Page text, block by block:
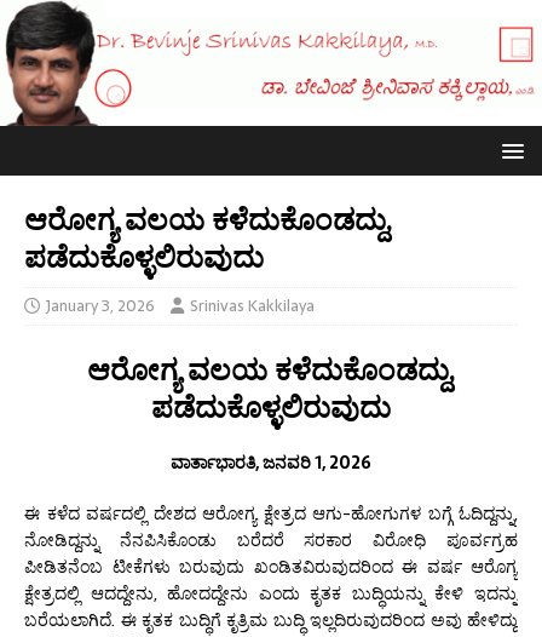
ಆರೋಗ್ಯ ವಲಯ ಕಳೆದುಕೊಂಡದ್ದು,
ಪಡೆದುಕೊಳ್ಳಲಿರುವುದು
January 3, 2026 Srinivas Kakkilaya
ಆರೋಗ್ಯ ವಲಯ ಕಳೆದುಕೊಂಡದ್ದು,
ಪಡೆದುಕೊಳ್ಳಲಿರುವುದು
ವಾರ್ತಾಭಾರತಿ, ಜನವರಿ 1, 2026
ಈ ಕಳೆದ ವರ್ಷದಲ್ಲಿ ದೇಶದ ಆರೋಗ್ಯ ಕ್ಷೇತ್ರದ ಆಗು-ಹೋಗುಗಳ ಬಗ್ಗೆ ಓದಿದ್ದನ್ನು,
ನೋಡಿದ್ದನ್ನು ನೆನಪಿಸಿಕೊಂಡು ಬರೆದರೆ ಸರಕಾರ ವಿರೋಧಿ ಪೂರ್ವಗ್ರಹ
ಪೀಡಿತನೆಂಬ ಟೀಕೆಗಳು ಬರುವುದು ಖಂಡಿತವಿರುವುದರಿಂದ ಈ ವರ್ಷ ಆರೊಗ್ಯ
ಕ್ಷೇತ್ರದಲ್ಲಿ ಆದದ್ದೇನು, ಹೋದದ್ದೇನು ಎಂದು ಕೃತಕ ಬುದ್ಧಿಯನ್ನು ಕೇಳಿ ಇದನ್ನು
ಬರೆಯಲಾಗಿದೆ. ಈ ಕೃತಕ ಬುದ್ಧಿಗೆ ಕೃತ್ರಿಮ ಬುದ್ಧಿ ಇಲ್ಲದಿರುವುದರಿಂದ ಅವು ಹೇಳಿದ್ದು